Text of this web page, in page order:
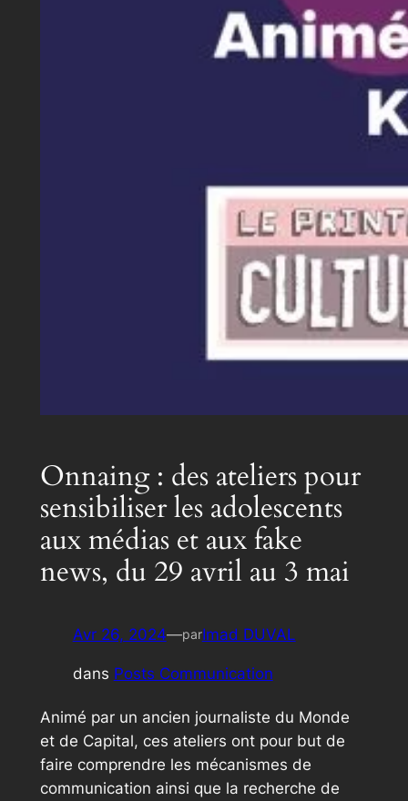
Onnaing : des ateliers pour
sensibiliser les adolescents
aux médias et aux fake
news, du 29 avril au 3 mai
Avr 26, 2024—parImad DUVAL
dans Posts Communication
Animé par un ancien journaliste du Monde
et de Capital, ces ateliers ont pour but de
faire comprendre les mécanismes de
communication ainsi que la recherche de